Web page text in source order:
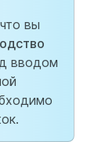
вы
вводом